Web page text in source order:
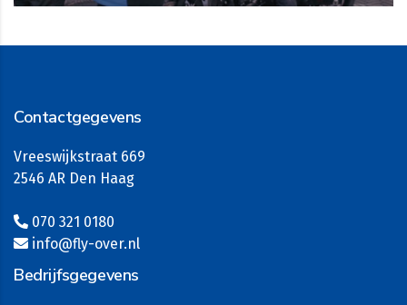
Contactgegevens
Vreeswijkstraat 669
2546 AR Den Haag
070 321 0180
info@fly-over.nl
Bedrijfsgegevens